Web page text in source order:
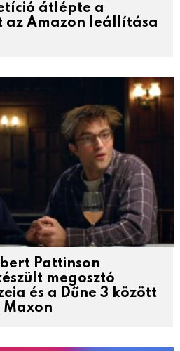
átlépte a
az Amazon leállítása
Pattinson
megosztó
és a Dűne 3 között
Maxon